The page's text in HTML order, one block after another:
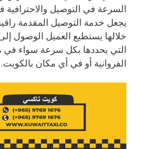
السرعة في التوصيل والاحترافية
يجعل خدمة التوصيل المقدمة
خلالها يستطيع العميل الوصول
التي يحددها بكل سرعة سواء
الفروانية أو في أي مكان بالكويت.